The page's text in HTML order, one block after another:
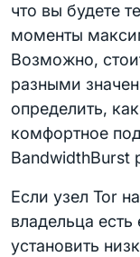
что вы будете
моменты
Возможно,
разными
определить,
комфортное
BandwidthBurst
Если узел Tor
владельца
установить